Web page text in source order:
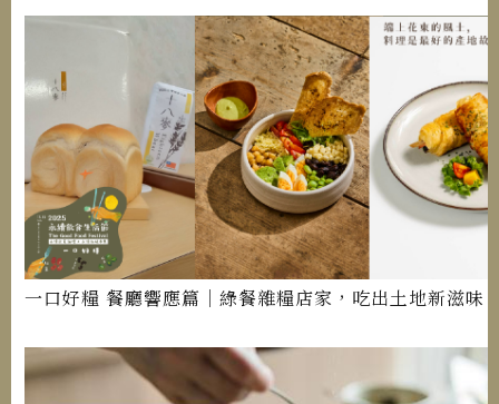
一口好糧 餐廳響應篇｜綠餐雜糧店家，吃出土地新滋味